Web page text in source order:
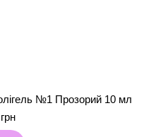
№1 Прозорий 10 мл